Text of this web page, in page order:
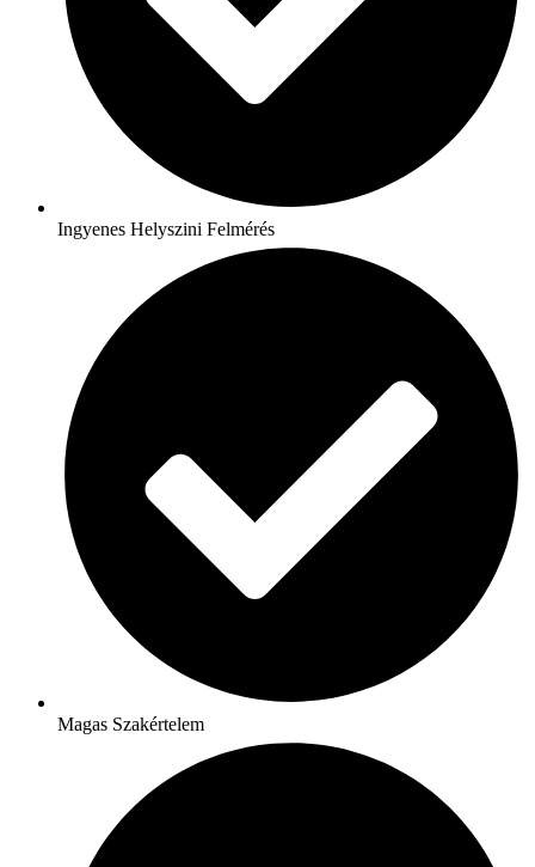
Ingyenes Helyszini Felmérés
Magas Szakértelem